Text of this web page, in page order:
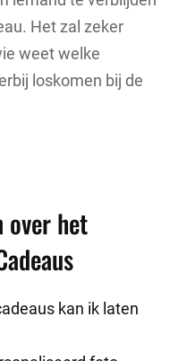
Het zal zeker
weet welke
loskomen bij de
over het
kan ik laten